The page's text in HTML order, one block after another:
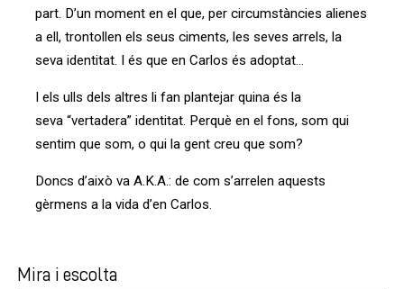
part. D’un moment en el que, per circumstàncies alienes
a ell, trontollen els seus ciments, les seves arrels, la
seva identitat. I és que en Carlos és adoptat...
I els ulls dels altres li fan plantejar quina és la
seva “vertadera” identitat. Perquè en el fons, som qui
sentim que som, o qui la gent creu que som?
Doncs d’això va A.K.A.: de com s’arrelen aquests
gèrmens a la vida d’en Carlos.
Mira i escolta